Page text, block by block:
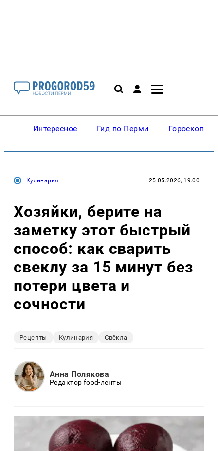
Интересное Гид по Перми Гороскопы
Кулинария 25.05.2026, 19:00
Хозяйки, берите на
заметку этот быстрый
способ: как сварить
свеклу за 15 минут без
потери цвета и
сочности
Рецепты Кулинария Свёкла
Анна Полякова
Редактор food-ленты